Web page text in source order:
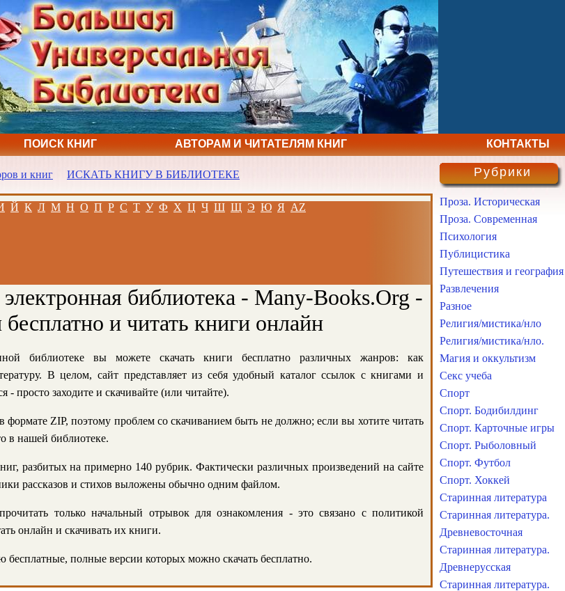
ПОИСК КНИГ АВТОРАМ И ЧИТАТЕЛЯМ КНИГ КОНТАКТЫ
и книг ИСКАТЬ КНИГУ В БИБЛИОТЕКЕ
Й К Л М Н О П Р С Т У Ф Х Ц Ч Ш Щ Э Ю Я AZ
библиотека - Many-Books.Org -
бесплатно и читать книги онлайн
библиотеке вы можете скачать книги бесплатно различных жанров: как
В целом, сайт представляет из себя удобный каталог ссылок с книгами и
- просто заходите и скачивайте (или читайте).
формате ZIP, поэтому проблем со скачиванием быть не должно; если вы хотите читать
в нашей библиотеке.
разбитых на примерно 140 рубрик. Фактически различных произведений на сайте
рассказов и стихов выложены обычно одним файлом.
только начальный отрывок для ознакомления - это связано с политикой
онлайн и скачивать их книги.
полные версии которых можно скачать бесплатно.
Рубрики
Проза. Историческая
Проза. Современная
Психология
Публицистика
Путешествия и география
Развлечения
Разное
Религия/мистика/нло
Религия/мистика/нло.
Магия и оккультизм
Секс учеба
Спорт
Спорт. Бодибилдинг
Спорт. Карточные игры
Спорт. Рыболовный
Спорт. Футбол
Спорт. Хоккей
Старинная литература
Старинная литература.
Древневосточная
Старинная литература.
Древнерусская
Старинная литература.